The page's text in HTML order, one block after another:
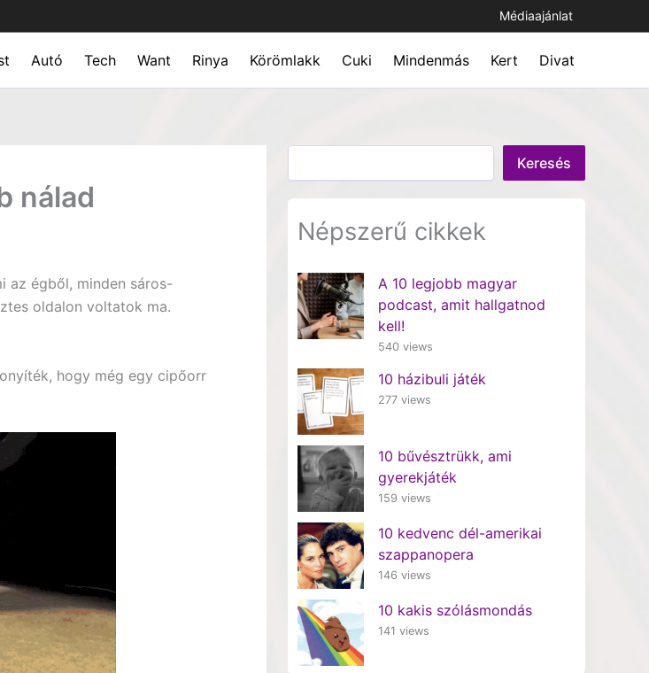
Médiaajánlat
Autó Tech Want Rinya Körömlakk Cuki Mindenmás Kert Divat
nálad
az égből, minden sáros-
oldalon voltatok ma.
hogy még egy cipőorr
Keresés
Népszerű cikkek
A 10 legjobb magyar
podcast, amit hallgatnod
kell!
540 views
10 házibuli játék
277 views
10 bűvésztrükk, ami
gyerekjáték
159 views
10 kedvenc dél-amerikai
szappanopera
146 views
10 kakis szólásmondás
141 views